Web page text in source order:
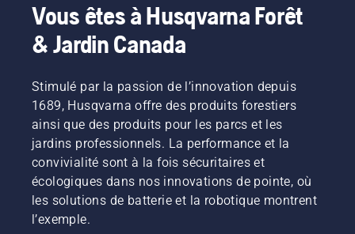
Vous êtes à Husqvarna Forêt
& Jardin Canada
Stimulé par la passion de l’innovation depuis
1689, Husqvarna offre des produits forestiers
ainsi que des produits pour les parcs et les
jardins professionnels. La performance et la
convivialité sont à la fois sécuritaires et
écologiques dans nos innovations de pointe, où
les solutions de batterie et la robotique montrent
l’exemple.